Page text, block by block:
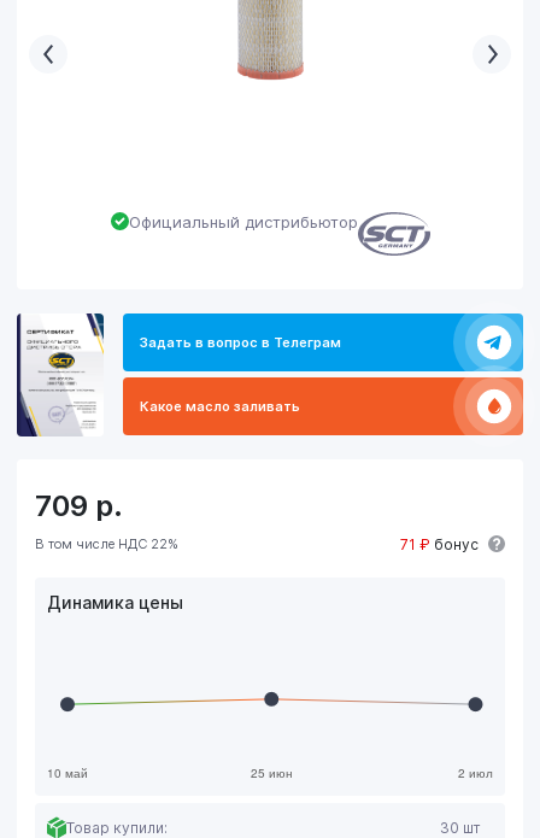
Официальный дистрибьютор
Задать в вопрос в Телеграм
Какое масло заливать
709 р.
В том числе НДС 22% 71 ₽ бонус
Динамика цены
Товар купили: 30 шт